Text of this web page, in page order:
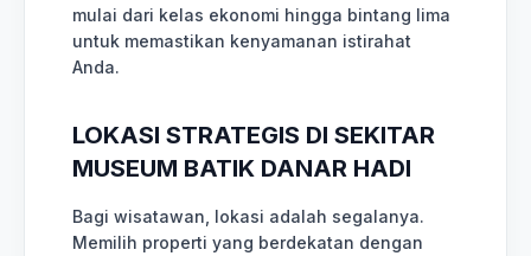
mulai dari kelas ekonomi hingga bintang lima
untuk memastikan kenyamanan istirahat
Anda.
LOKASI STRATEGIS DI SEKITAR
MUSEUM BATIK DANAR HADI
Bagi wisatawan, lokasi adalah segalanya.
Memilih properti yang berdekatan dengan